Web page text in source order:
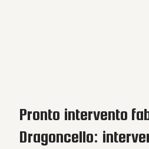
Pronto intervento
Dragoncello: